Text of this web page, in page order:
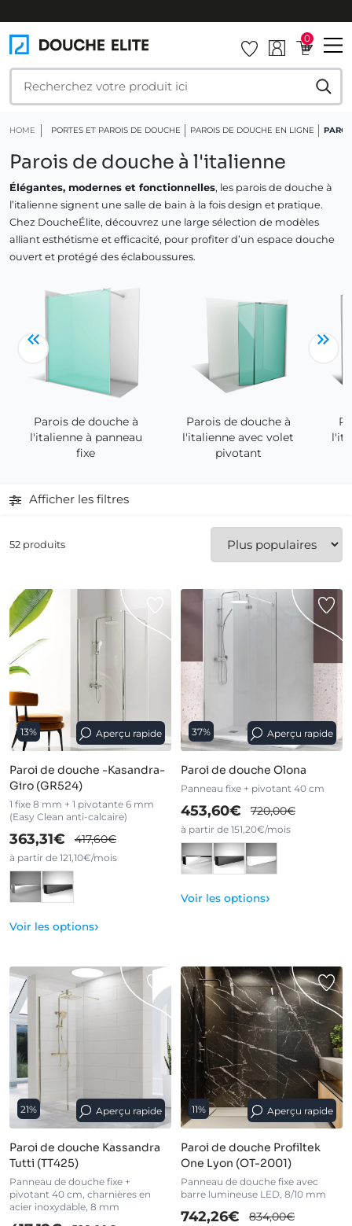
0
HOME PORTES ET PAROIS DE DOUCHE PAROIS DE DOUCHE EN LIGNE
Parois de douche à l'italienne
Élégantes, modernes et fonctionnelles, les parois de douche à
l’italienne signent une salle de bain à la fois design et pratique.
Chez DoucheÉlite, découvrez une large sélection de modèles
alliant esthétisme et efficacité, pour profiter d’un espace douche
ouvert et protégé des éclaboussures.
Parois de douche à
l'italienne à panneau
fixe
Parois de douche à
l'italienne avec volet
pivotant
Afficher les filtres
52 produits
13% Aperçu rapide
Paroi de douche -Kasandra-
Giro (GR524)
1 fixe 8 mm + 1 pivotante 6 mm
(Easy Clean anti-calcaire)
363,31€ 417,60€
à partir de 121,10€/mois
Voir les options›
37% Aperçu rapide
Paroi de douche Olona
Panneau fixe + pivotant 40 cm
453,60€ 720,00€
à partir de 151,20€/mois
Voir les options›
21% Aperçu rapide
Paroi de douche Kassandra
Tutti (TT425)
Panneau de douche fixe +
pivotant 40 cm, charnières en
acier inoxydable, 8 mm
11% Aperçu rapide
Paroi de douche Profiltek
One Lyon (OT-2001)
Panneau de douche fixe avec
barre lumineuse LED, 8/10 mm
742,26€ 834,00€